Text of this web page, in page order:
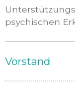
psychischen
Vorstand